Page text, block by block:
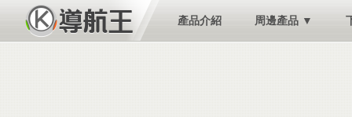
產品介紹 周邊產品 ▼